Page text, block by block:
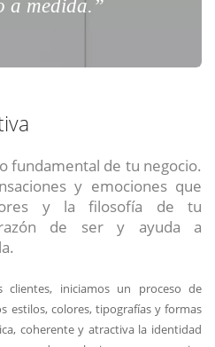
a medida.”
fundamental de tu negocio.
y emociones que
y la filosofía de tu
de ser y ayuda a
clientes, iniciamos un proceso de
estilos, colores, tipografías y formas
coherente y atractiva la identidad